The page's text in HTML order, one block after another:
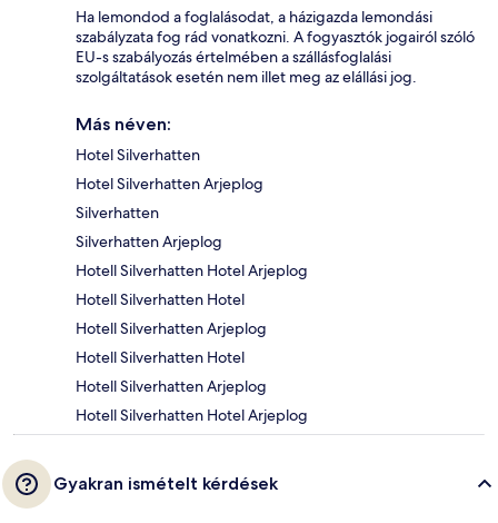
Ha lemondod a foglalásodat, a házigazda lemondási
szabályzata fog rád vonatkozni. A fogyasztók jogairól szóló
EU-s szabályozás értelmében a szállásfoglalási
szolgáltatások esetén nem illet meg az elállási jog.
Más néven:
Hotel Silverhatten
Hotel Silverhatten Arjeplog
Silverhatten
Silverhatten Arjeplog
Hotell Silverhatten Hotel Arjeplog
Hotell Silverhatten Hotel
Hotell Silverhatten Arjeplog
Hotell Silverhatten Hotel
Hotell Silverhatten Arjeplog
Hotell Silverhatten Hotel Arjeplog
Gyakran ismételt kérdések